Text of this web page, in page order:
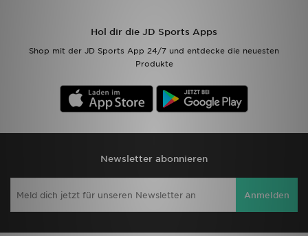
Hol dir die JD Sports Apps
Shop mit der JD Sports App 24/7 und entdecke die neuesten
Produkte
Newsletter abonnieren
Anmelden